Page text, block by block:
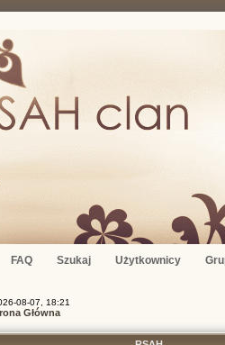
FAQ Szukaj Użytkownicy
08-07, 18:21
Główna